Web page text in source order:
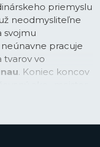
priemyslu
neodmysliteľne
svojmu
pracuje
tvarov vo
. Koniec koncov